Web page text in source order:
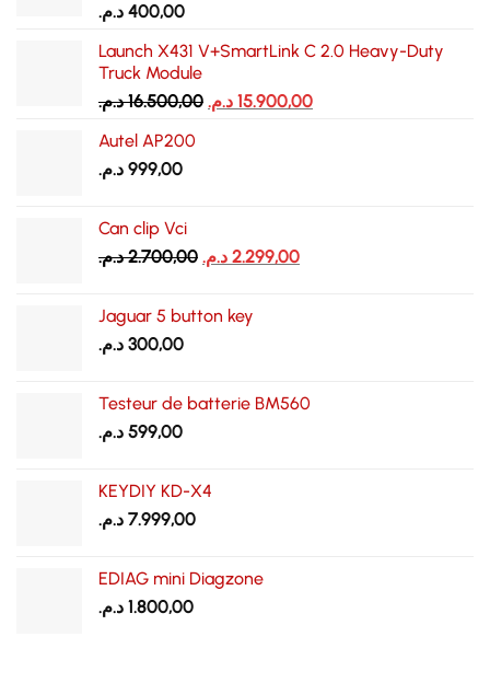
400,00 د.م.
Launch X431 V+SmartLink C 2.0 Heavy-Duty
Truck Module
16.500,00 د.م.
Le
15.900,00 د.م.
Le
Autel AP200
999,00 د.م.
Can clip Vci
2.700,00 د.م.
Le
était :
2.299,00 د.م.
Le
Jaguar 5 button key
300,00 د.م.
Testeur de batterie BM560
599,00 د.م.
KEYDIY KD-X4
7.999,00 د.م.
EDIAG mini Diagzone
1.800,00 د.م.